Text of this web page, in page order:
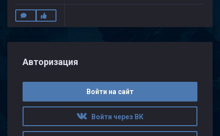
Авторизация
Войти на сайт
Войти через ВК